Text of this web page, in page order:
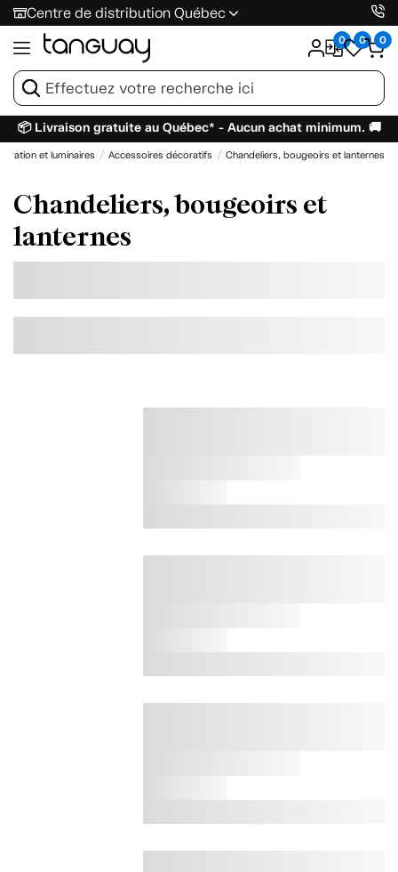
Centre de distribution Québec
0 0 0
📦 Livraison gratuite au Québec* - Aucun achat minimum. 🚚
et luminaires Accessoires décoratifs Chandeliers, bougeoirs et lanternes
Chandeliers, bougeoirs et
lanternes